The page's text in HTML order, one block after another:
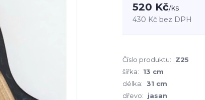
520 Kč/ks
430 Kč bez DPH
Číslo produktu: Z25
šířka:
13 cm
délka: 31 cm
dřevo:
jasan